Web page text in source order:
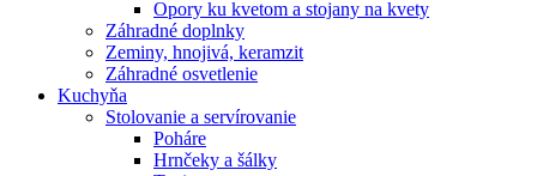
Opory ku kvetom a stojany na kvety
Záhradné doplnky
Zeminy, hnojivá, keramzit
Záhradné osvetlenie
Kuchyňa
Stolovanie a servírovanie
Poháre
Hrnčeky a šálky